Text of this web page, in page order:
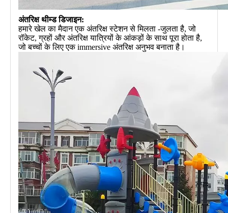
अंतरिक्ष थीम्ड डिजाइन:
हमारे खेल का मैदान एक अंतरिक्ष स्टेशन से मिलता -जुलता है, जो
रॉकेट, ग्रहों और अंतरिक्ष यात्रियों के आंकड़ों के साथ पूरा होता है,
जो बच्चों के लिए एक immersive अंतरिक्ष अनुभव बनाता है।